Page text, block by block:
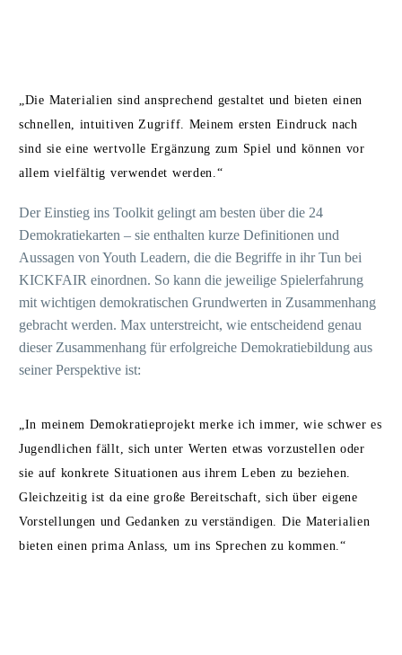
„Die Materialien sind ansprechend gestaltet und bieten einen
schnellen, intuitiven Zugriff. Meinem ersten Eindruck nach
sind sie eine wertvolle Ergänzung zum Spiel und können vor
allem vielfältig verwendet werden.“
Der Einstieg ins Toolkit gelingt am besten über die 24
Demokratiekarten – sie enthalten kurze Definitionen und
Aussagen von Youth Leadern, die die Begriffe in ihr Tun bei
KICKFAIR einordnen. So kann die jeweilige Spielerfahrung
mit wichtigen demokratischen Grundwerten in Zusammenhang
gebracht werden. Max unterstreicht, wie entscheidend genau
dieser Zusammenhang für erfolgreiche Demokratiebildung aus
seiner Perspektive ist:
„In meinem Demokratieprojekt merke ich immer, wie schwer es
Jugendlichen fällt, sich unter Werten etwas vorzustellen oder
sie auf konkrete Situationen aus ihrem Leben zu beziehen.
Gleichzeitig ist da eine große Bereitschaft, sich über eigene
Vorstellungen und Gedanken zu verständigen. Die Materialien
bieten einen prima Anlass, um ins Sprechen zu kommen.“